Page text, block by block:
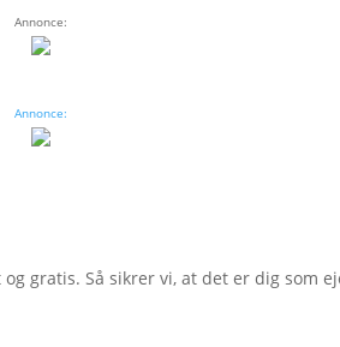
Annonce:
Annonce:
gratis. Så sikrer vi, at det er dig som